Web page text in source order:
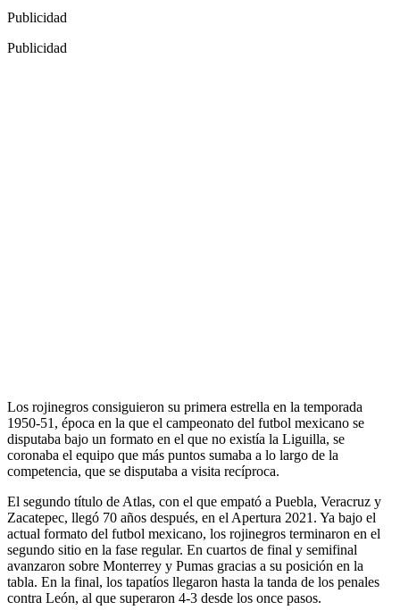
Publicidad
Publicidad
Los rojinegros consiguieron su primera estrella en la temporada
1950-51, época en la que el campeonato del futbol mexicano se
disputaba bajo un formato en el que no existía la Liguilla, se
coronaba el equipo que más puntos sumaba a lo largo de la
competencia, que se disputaba a visita recíproca.
El segundo título de Atlas, con el que empató a Puebla, Veracruz y
Zacatepec, llegó 70 años después, en el Apertura 2021. Ya bajo el
actual formato del futbol mexicano, los rojinegros terminaron en el
segundo sitio en la fase regular. En cuartos de final y semifinal
avanzaron sobre Monterrey y Pumas gracias a su posición en la
tabla. En la final, los tapatíos llegaron hasta la tanda de los penales
contra León, al que superaron 4-3 desde los once pasos.